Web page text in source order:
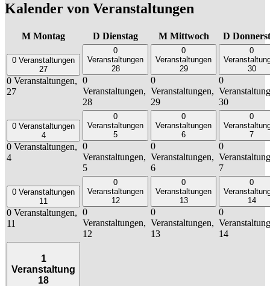
Kalender von Veranstaltungen
M Montag D Dienstag M Mittwoch D
0 Veranstaltungen
27
0 Veranstaltungen,
27
0
Veranstaltungen
28
0
Veranstaltungen,
28
0
Veranstaltungen
29
0
Veranstaltungen,
29
0
30
0
30
0 Veranstaltungen
4
0 Veranstaltungen,
4
0
Veranstaltungen
5
0
Veranstaltungen,
5
0
Veranstaltungen
6
0
Veranstaltungen,
6
0
7
0
7
0 Veranstaltungen
11
0 Veranstaltungen,
11
0
Veranstaltungen
12
0
Veranstaltungen,
12
0
Veranstaltungen
13
0
Veranstaltungen,
13
0
14
0
14
1
Veranstaltung
18